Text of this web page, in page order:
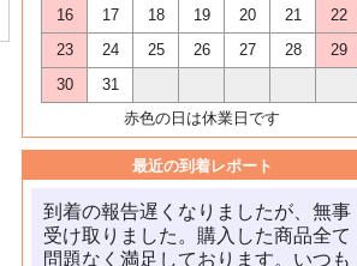
16
17 18 19 20 21
22
23
24 25 26 27 28
29
30
31
赤色の日は休業日です
最近の到着レポート
到着の報告遅くなりましたが、無事
受け取りました。購入した商品全て
問題なく満足しております。いつも